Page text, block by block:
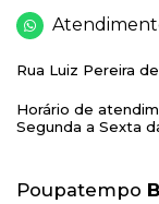
Rua Luiz Pereira
Horário de
Segunda a Sexta
Poupatempo